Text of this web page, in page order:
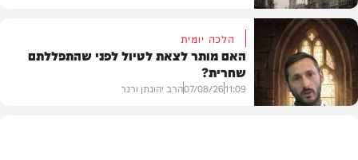
בית המדרש
הלכה יומית
האם מותר לצאת לטיול לפני שהתפללתם
שחרית?
11:09
07/08/26הרב יהונתן ורנר